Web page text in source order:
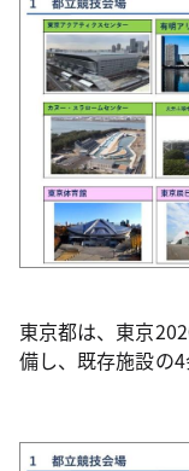
東京都は、東京
備し、既存施設の4